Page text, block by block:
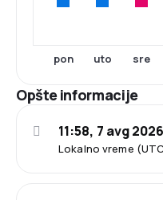
pon uto sre
Opšte informacije
Lokalno vreme
11:58, 7 avg 2026